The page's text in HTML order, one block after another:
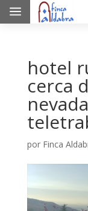
a
hotel
cerca
por Finca